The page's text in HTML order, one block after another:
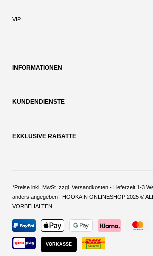
VIP
INFORMATIONEN
KUNDENDIENSTE
EXKLUSIVE RABATTE
*Preise inkl. MwSt. zzgl. Versandkosten - Lieferzeit 1-3
anders angegeben | HOOKAIN ONLINESHOP 2025 ©
VORBEHALTEN
VORKASSE